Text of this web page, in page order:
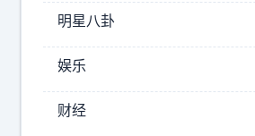
像
砸
！
明星八卦
娱乐
财经